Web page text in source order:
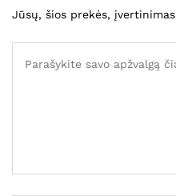
Jūsų, šios prekės, įvertinimas